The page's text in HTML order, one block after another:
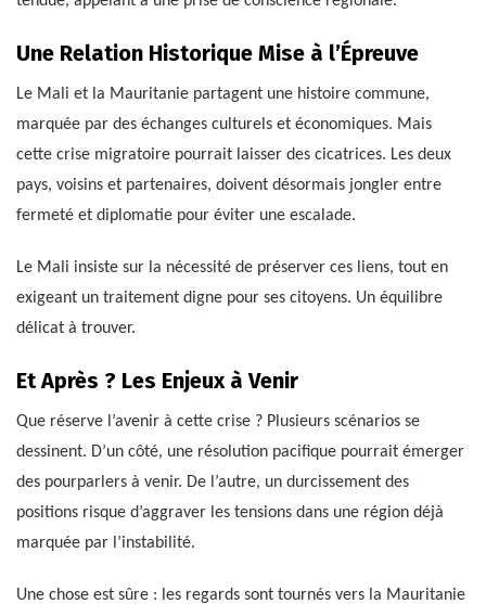
Une Relation Historique Mise à l’Épreuve
Le Mali et la Mauritanie partagent une histoire commune,
marquée par des échanges culturels et économiques. Mais
cette crise migratoire pourrait laisser des cicatrices. Les deux
pays, voisins et partenaires, doivent désormais jongler entre
fermeté et diplomatie pour éviter une escalade.
Le Mali insiste sur la nécessité de préserver ces liens, tout en
exigeant un traitement digne pour ses citoyens. Un équilibre
délicat à trouver.
Et Après ? Les Enjeux à Venir
Que réserve l’avenir à cette crise ? Plusieurs scénarios se
dessinent. D’un côté, une résolution pacifique pourrait émerger
des pourparlers à venir. De l’autre, un durcissement des
positions risque d’aggraver les tensions dans une région déjà
marquée par l’instabilité.
Une chose est sûre : les regards sont tournés vers la Mauritanie